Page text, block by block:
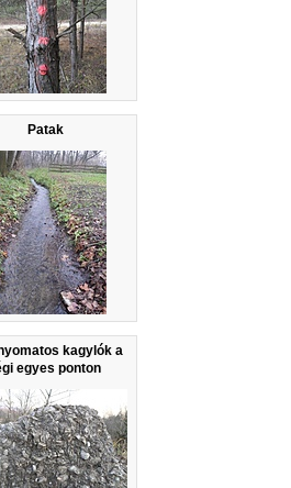
Patak
kagylók a
egyes ponton